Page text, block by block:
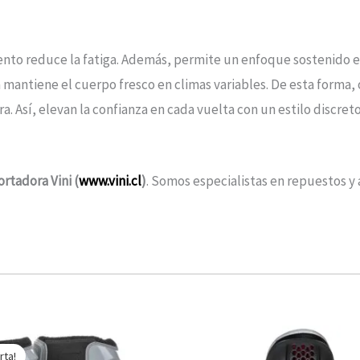
reduce la fatiga. Además, permite un enfoque sostenido
el cuerpo fresco en climas variables. De esta
Así, elevan la confianza en cada vuelta con un estilo
Vini (www.vini.cl). Somos especialistas en repuestos
precio
El
precio